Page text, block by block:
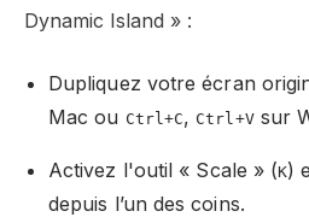
Dynamic Island » :
Dupliquez votre écran
Mac ou Ctrl+C, Ctrl+Vsur
Activez l'outil « Scale » (K)
depuis l’un des coins.